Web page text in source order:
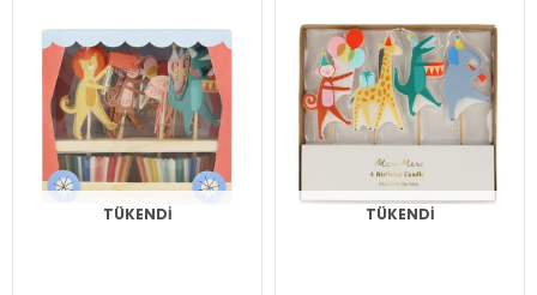
TÜKENDI TÜKENDI